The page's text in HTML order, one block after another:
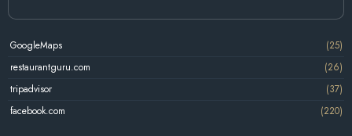
GoogleMaps
(25)
restaurantguru.com
(26)
tripadvisor
(37)
facebook.com
(220)